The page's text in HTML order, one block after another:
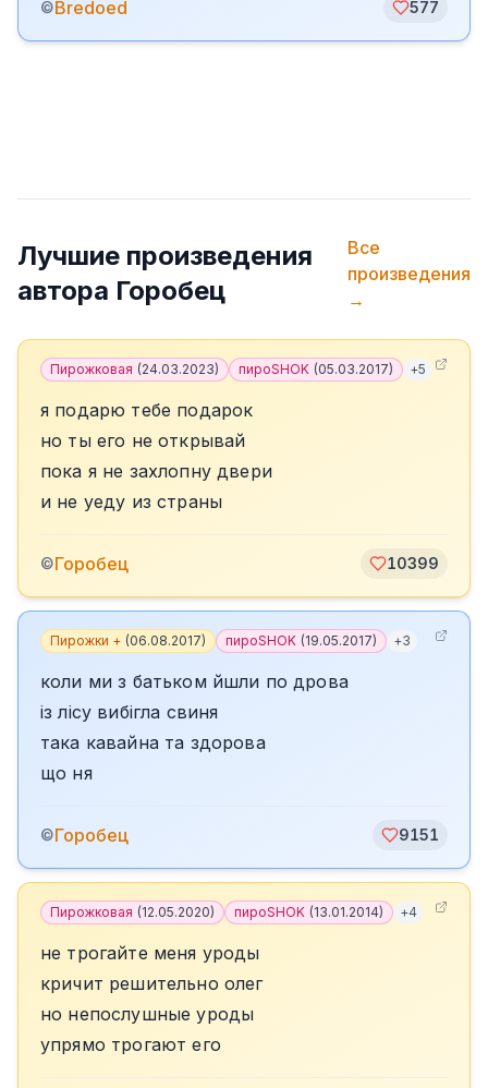
©Bredoed 577
Лучшие произведения
автора Горобец
Все
произведения
→
Пирожковая (24.03.2023) пироSHOK (05.03.2017) +5
я подарю тебе подарок
но ты его не открывай
пока я не захлопну двери
и не уеду из страны
©Горобец 10399
Пирожки + (06.08.2017) пироSHOK (19.05.2017) +3
коли ми з батьком йшли по дрова
із лісу вибігла свиня
така кавайна та здорова
що ня
©Горобец 9151
Пирожковая (12.05.2020) пироSHOK (13.01.2014) +4
не трогайте меня уроды
кричит решительно олег
но непослушные уроды
упрямо трогают его